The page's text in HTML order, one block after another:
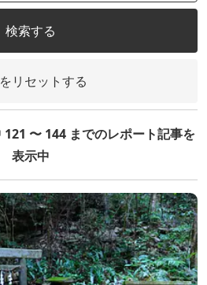
検索する
リセットする
〜 144 までのレポート記事を
表示中